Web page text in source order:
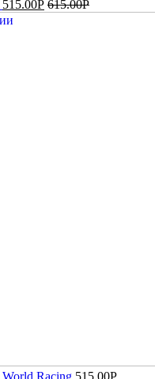
515.00Р 615.00Р
Racing 515.00Р